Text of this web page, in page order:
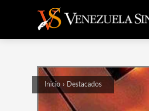
Inicio Destacados